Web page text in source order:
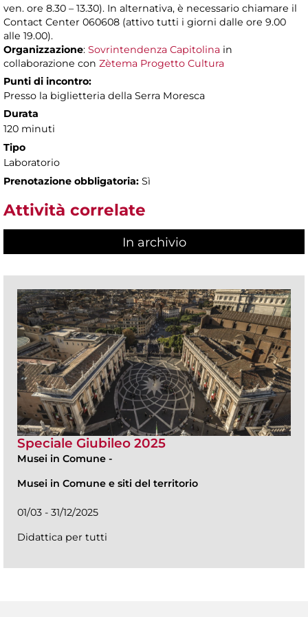
ven. ore 8.30 – 13.30). In alternativa, è necessario chiamare il
Contact Center 060608 (attivo tutti i giorni dalle ore 9.00
alle 19.00).
Organizzazione: Sovrintendenza Capitolina in
collaborazione con Zètema Progetto Cultura
Punti di incontro:
Presso la biglietteria della Serra Moresca
Durata
120 minuti
Tipo
Laboratorio
Prenotazione obbligatoria: Sì
Attività correlate
In archivio
Speciale Giubileo 2025
Musei in Comune -
Musei in Comune e siti del territorio
01/03 - 31/12/2025
Didattica per tutti